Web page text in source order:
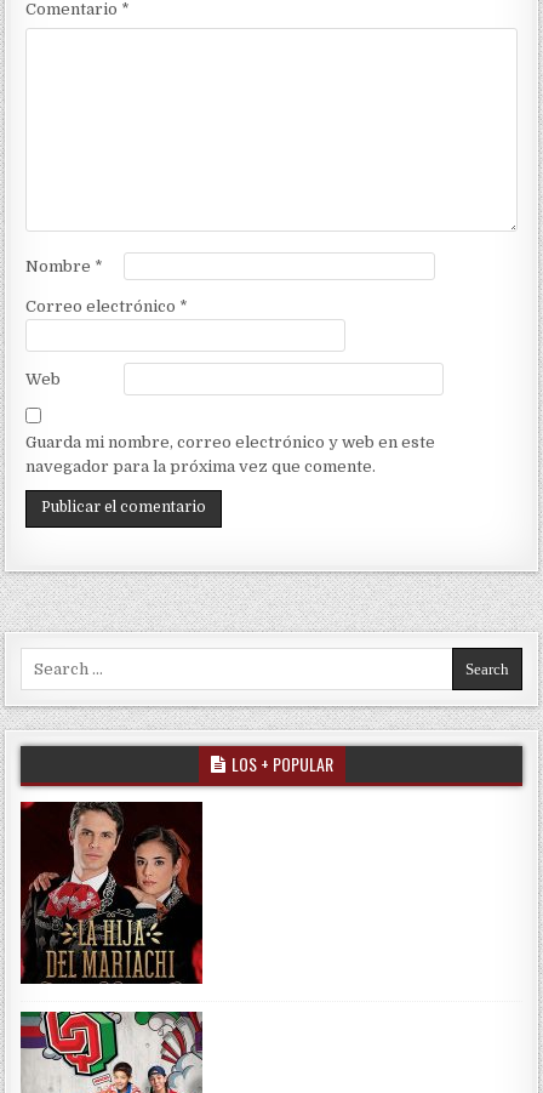
Comentario *
Nombre *
Correo electrónico *
Web
Guarda mi nombre, correo electrónico y web en este
navegador para la próxima vez que comente.
Search for:
LOS + POPULAR